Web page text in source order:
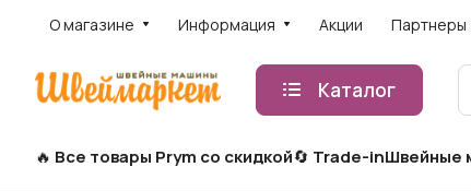
О магазине Информация Акции Партнеры
Каталог
Все товары Prym со скидкой Trade-inШвейные